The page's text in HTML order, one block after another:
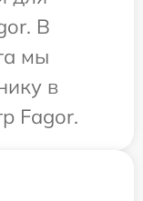
В
мы
в
Fagor.